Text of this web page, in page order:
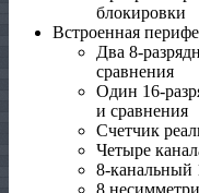
блокировки
Встроенная
Два 8-
сравнения
Один 16-
и сравнения
Счетчик
Четыре
8-канальный
8